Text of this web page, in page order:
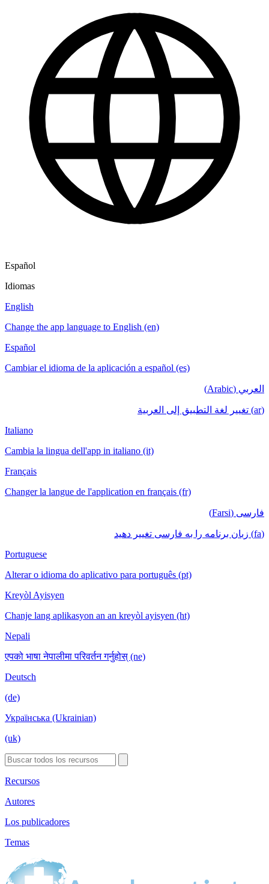
Español
Idiomas
English
Change the app language to English (en)
Español
Cambiar el idioma de la aplicación a español (es)
العربي (Arabic)
(ar) تغيير لغة التطبيق إلى العربية
Italiano
Cambia la lingua dell'app in italiano (it)
Français
Changer la langue de l'application en français (fr)
فارسی (Farsi)
(fa) زبان برنامه را به فارسی تغییر دهید
Portuguese
Alterar o idioma do aplicativo para português (pt)
Kreyòl Ayisyen
Chanje lang aplikasyon an an kreyòl ayisyen (ht)
Nepali
एपको भाषा नेपालीमा परिवर्तन गर्नुहोस् (ne)
Deutsch
(de)
Українська (Ukrainian)
(uk)
Recursos
Autores
Los publicadores
Temas